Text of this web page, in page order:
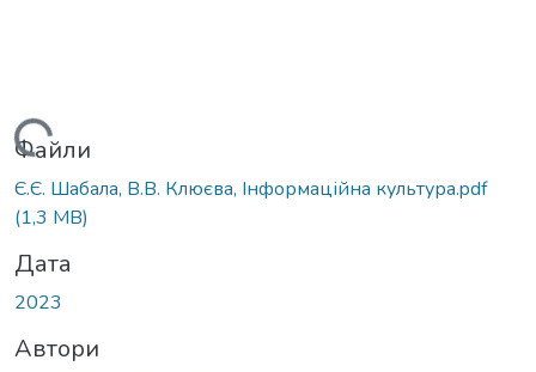
Вантажиться...
Файли
Є.Є. Шабала, В.В. Клюєва, Інформаційна культура.pdf
(1,3 MB)
Дата
2023
Автори